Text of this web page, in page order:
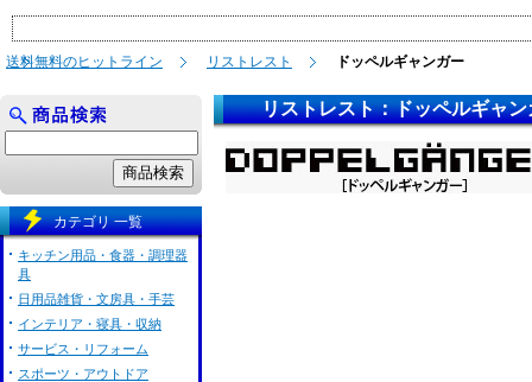
送料無料のヒットライン リストレスト ドッペルギャンガー
リストレスト：ドッペルギャン
カテゴリ 一覧
キッチン用品・食器・調理器
具
日用品雑貨・文房具・手芸
インテリア・寝具・収納
サービス・リフォーム
スポーツ・アウトドア